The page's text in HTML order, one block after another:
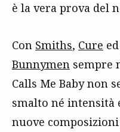
è la vera prova del
Con Smiths, Cure ed
Bunnymen sempre
Calls Me Baby non
smalto né intensità
nuove